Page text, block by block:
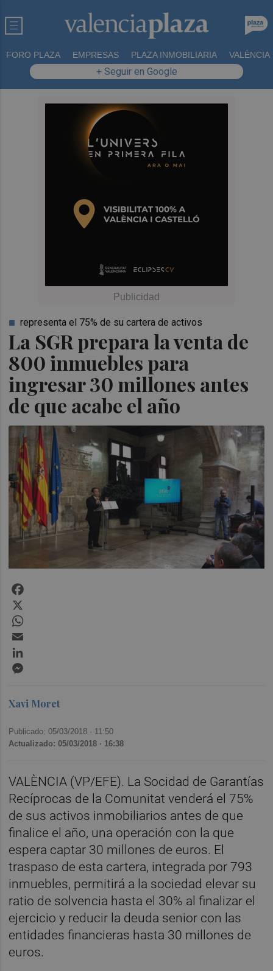
FORO PLAZA EMPRESAS PLAZA INMOBILIARIA VALÈNCIA
+ Seguir en Google
La SGR prepara la venta de
800 inmuebles para
ingresar 30 millones antes
de que acabe el año
representa el 75% de su cartera de activos
Xavi Moret
Publicado: 05/03/2018 · 11:50
Actualizado: 05/03/2018 · 16:38
VALÈNCIA (VP/EFE). La Socidad de Garantías
Recíprocas de la Comunitat venderá el 75%
de sus activos inmobiliarios antes de que
finalice el año, una operación con la que
espera captar 30 millones de euros. El
traspaso de esta cartera, integrada por 793
inmuebles, permitirá a la sociedad elevar su
ratio de solvencia hasta el 30% al finalizar el
ejercicio y reducir la deuda senior con las
entidades financieras hasta 30 millones de
euros.